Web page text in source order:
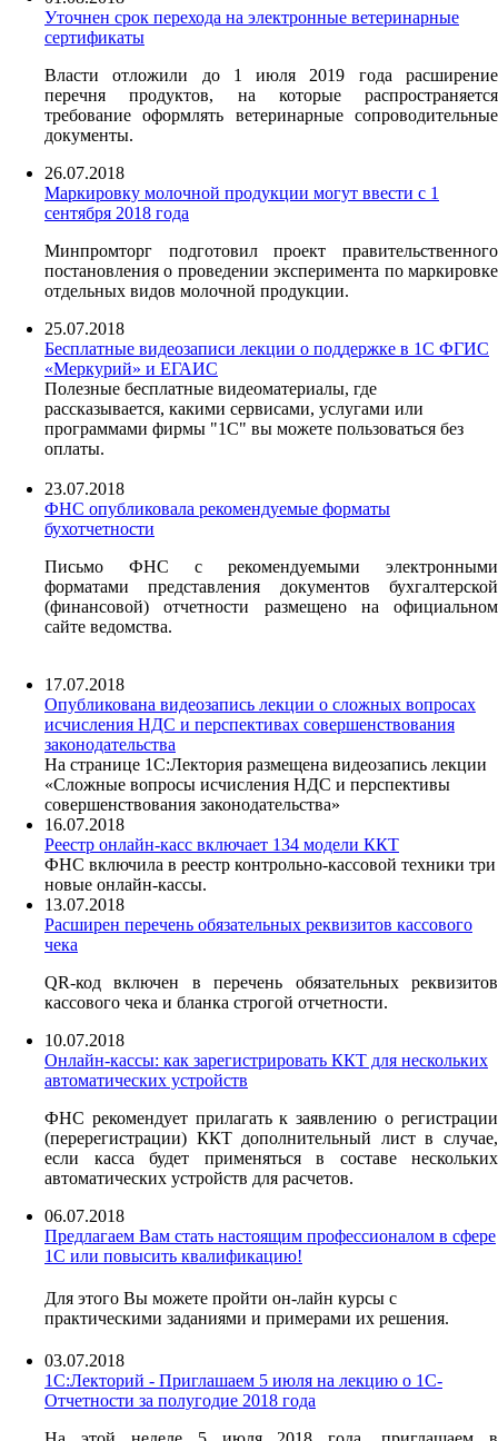
Уточнен срок перехода на электронные ветеринарные
сертификаты
Власти отложили до 1 июля 2019 года расширение
перечня продуктов, на которые распространяется
требование оформлять ветеринарные сопроводительные
документы.
26.07.2018
Маркировку молочной продукции могут ввести с 1
сентября 2018 года
Минпромторг подготовил проект правительственного
постановления о проведении эксперимента по маркировке
отдельных видов молочной продукции.
25.07.2018
Бесплатные видеозаписи лекции о поддержке в 1С ФГИС
«Меркурий» и ЕГАИС
Полезные бесплатные видеоматериалы, где
рассказывается, какими сервисами, услугами или
программами фирмы "1С" вы можете пользоваться без
оплаты.
23.07.2018
ФНС опубликовала рекомендуемые форматы
бухотчетности
Письмо ФНС с рекомендуемыми электронными
форматами представления документов бухгалтерской
(финансовой) отчетности размещено на официальном
сайте ведомства.
17.07.2018
Опубликована видеозапись лекции о сложных вопросах
исчисления НДС и перспективах совершенствования
законодательства
На странице 1С:Лектория размещена видеозапись лекции
«Сложные вопросы исчисления НДС и перспективы
совершенствования законодательства»
16.07.2018
Реестр онлайн-касс включает 134 модели ККТ
ФНС включила в реестр контрольно-кассовой техники три
новые онлайн-кассы.
13.07.2018
Расширен перечень обязательных реквизитов кассового
чека
QR-код включен в перечень обязательных реквизитов
кассового чека и бланка строгой отчетности.
10.07.2018
Онлайн-кассы: как зарегистрировать ККТ для нескольких
автоматических устройств
ФНС рекомендует прилагать к заявлению о регистрации
(перерегистрации) ККТ дополнительный лист в случае,
если касса будет применяться в составе нескольких
автоматических устройств для расчетов.
06.07.2018
Предлагаем Вам стать настоящим профессионалом в сфере
1С или повысить квалификацию!
Для этого Вы можете пройти он-лайн курсы с
практическими заданиями и примерами их решения.
03.07.2018
1С:Лекторий - Приглашаем 5 июля на лекцию о 1С-
Отчетности за полугодие 2018 года